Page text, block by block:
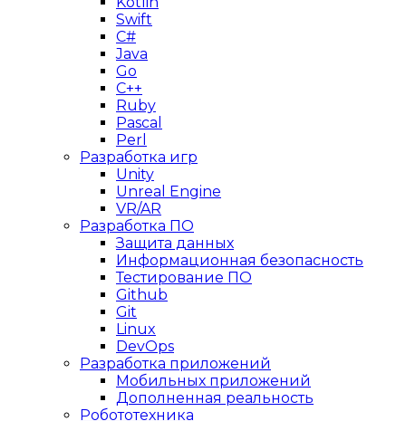
Swift
C#
Java
Go
C++
Ruby
Pascal
Perl
Разработка игр
Unity
Unreal Engine
VR/AR
Разработка ПО
Защита данных
Информационная безопасность
Тестирование ПО
Github
Git
Linux
DevOps
Разработка приложений
Мобильных приложений
Дополненная реальность
Робототехника